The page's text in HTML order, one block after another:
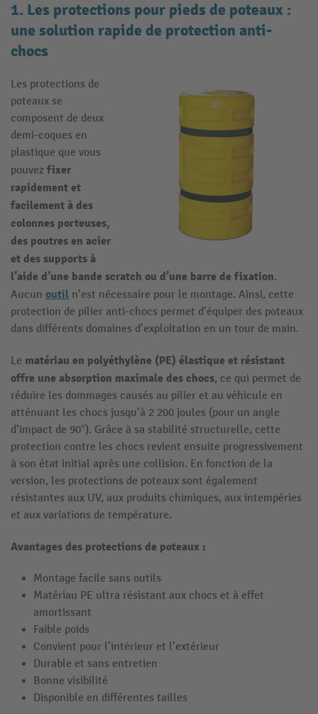
1. Les protections pour pieds de poteaux :
une solution rapide de protection anti-
chocs
Les protections de
poteaux se
composent de deux
demi-coques en
plastique que vous
pouvez fixer
rapidement et
facilement à des
colonnes porteuses,
des poutres en acier
et des supports à
l’aide d’une bande scratch ou d’une barre de fixation.
Aucun outil n’est nécessaire pour le montage. Ainsi, cette
protection de pilier anti-chocs permet d’équiper des poteaux
dans différents domaines d’exploitation en un tour de main.
Le matériau en polyéthylène (PE) élastique et résistant
offre une absorption maximale des chocs, ce qui permet de
réduire les dommages causés au pilier et au véhicule en
atténuant les chocs jusqu’à 2 200 joules (pour un angle
d’impact de 90°). Grâce à sa stabilité structurelle, cette
protection contre les chocs revient ensuite progressivement
à son état initial après une collision. En fonction de la
version, les protections de poteaux sont également
résistantes aux UV, aux produits chimiques, aux intempéries
et aux variations de température.
Avantages des protections de poteaux :
Montage facile sans outils
Matériau PE ultra résistant aux chocs et à effet
amortissant
Faible poids
Convient pour l’intérieur et l’extérieur
Durable et sans entretien
Bonne visibilité
Disponible en différentes tailles